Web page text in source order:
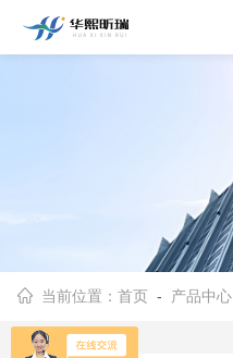
当前位置：首页 - 产品中心